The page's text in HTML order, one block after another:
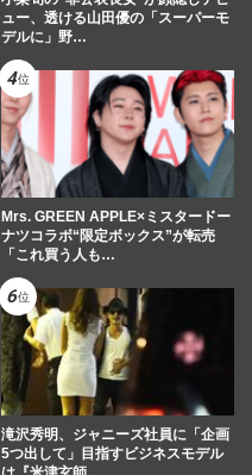
ュー、透ける山田優の「スーパーモ
デルに」野…
Mrs. GREEN APPLE×ミスタードー
ナツコラボ“限定ボックス”が転売
「これ買う人も…
滝沢秀明、ジャニーズ社員に「企画
5つ出して」目指すビジネスモデル